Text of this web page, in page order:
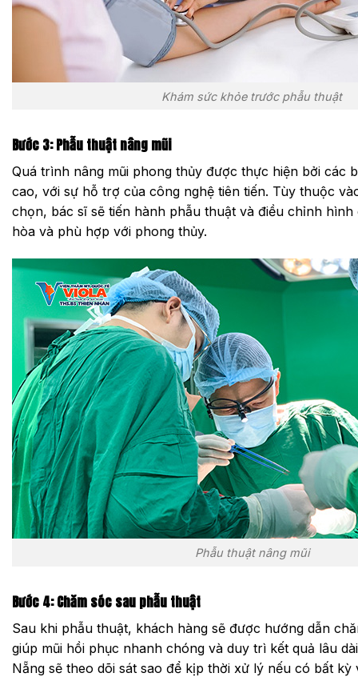
Khám sức khỏe trước phẫu thuật
Bước 3: Phẫu thuật nâng mũi
Quá trình nâng mũi phong thủy được thực hiện bởi các
cao, với sự hỗ trợ của công nghệ tiên tiến. Tùy thuộc
chọn, bác sĩ sẽ tiến hành phẫu thuật và điều chỉnh hình
hòa và phù hợp với phong thủy.
Phẫu thuật nâng mũi
Bước 4: Chăm sóc sau phẫu thuật
Sau khi phẫu thuật, khách hàng sẽ được hướng dẫn
giúp mũi hồi phục nhanh chóng và duy trì kết quả lâu
Nẵng sẽ theo dõi sát sao để kịp thời xử lý nếu có bất kỳ